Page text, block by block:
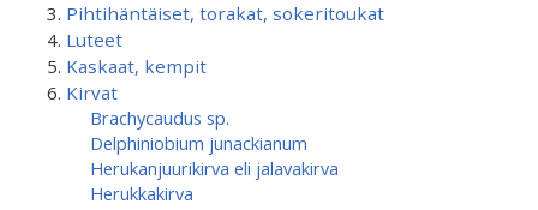
Pihtihäntäiset, torakat, sokeritoukat
Luteet
Kaskaat, kempit
Kirvat
Brachycaudus sp.
Delphiniobium junackianum
Herukanjuurikirva eli jalavakirva
Herukkakirva